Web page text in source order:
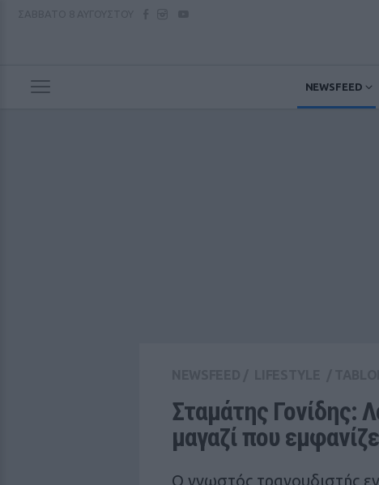
NEWSFEED
Σταμάτης Γονίδης:
μαγαζί που
Ο γνωστός τραγουδιστής